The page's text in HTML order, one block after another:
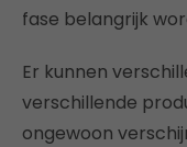
fase belangrijk
Er kunnen
verschillende
ongewoon